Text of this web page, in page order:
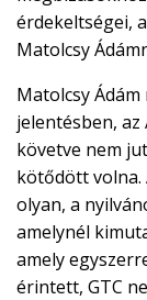
érdekeltségei,
Matolcsy
Matolcsy
jelentésben,
követve nem
kötődött volna.
olyan, a
amelynél
amely
érintett, GTC